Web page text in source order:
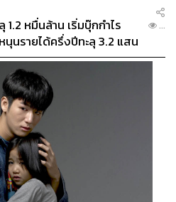
1.2 หมื่นล้าน เริ่มบุ๊กกำไร
นุนรายได้ครึ่งปีทะลุ 3.2 แสน
...